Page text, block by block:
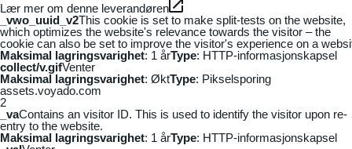
Lær mer om denne leverandøren
_vwo_uuid_v2This cookie is set to make split-tests on the website,
which optimizes the website's relevance towards the visitor – the
cookie can also be set to improve the visitor's experience on a
Maksimal lagringsvarighet: 1 årType: HTTP-informasjonskapsel
collect/v.gifVenter
Maksimal lagringsvarighet: ØktType: Pikselsporing
assets.voyado.com
2
_vaContains an visitor ID. This is used to identify the visitor upon re-
entry to the website.
Maksimal lagringsvarighet: 1 årType: HTTP-informasjonskapsel